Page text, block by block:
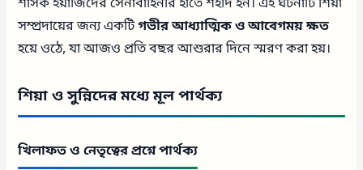
শাসক ইয়াজিদের সেনাবাহিনীর হাতে শহীদ হন। এই ঘটনাটি শিয়া
সম্প্রদায়ের জন্য একটিগভীর আধ্যাত্মিক ও আবেগময় ক্ষত
হয়ে ওঠে, যা আজও প্রতি বছর আশুরার দিনে স্মরণ করা হয়।
শিয়া ও সুন্নিদের মধ্যে মূল পার্থক্য
খিলাফত ও নেতৃত্বের প্রশ্নে পার্থক্য